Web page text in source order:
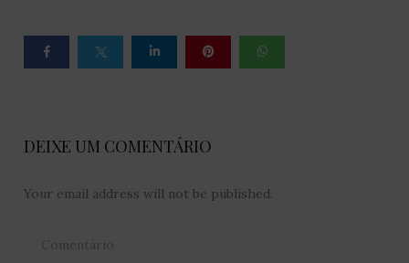
DEIXE UM COMENTÁRIO
Your email address will not be published.